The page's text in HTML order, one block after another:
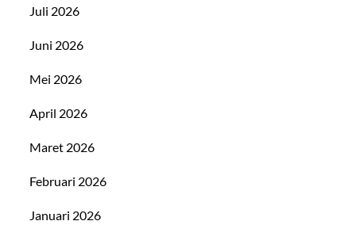
Juli 2026
Juni 2026
Mei 2026
April 2026
Maret 2026
Februari 2026
Januari 2026